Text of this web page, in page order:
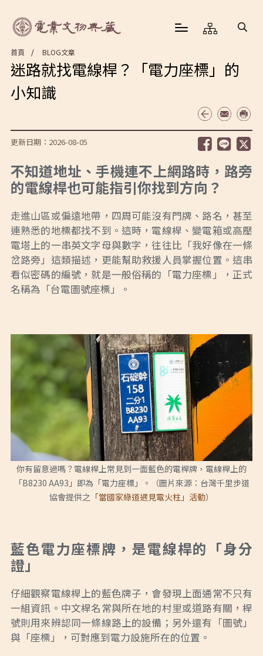
首頁 BLOG文章
迷路就找電線桿？「電力座標」的
小知識
更新日期：2026-08-05
不知道地址、手機連不上網路時，路旁
的電線桿也可能指引你找到方向？
走進山區或偏遠地帶，四周可能沒有門牌、路名，甚至
連熟悉的地標都找不到。這時，電線桿、變電箱或高壓
電塔上的一串英文字母與數字，往往比「我好像在一條
岔路旁」這類描述，更能幫助救援人員掌握位置。這串
看似密碼的編號，就是一般俗稱的「電力座標」，正式
名稱為「台電圖號座標」。
你有留意過嗎？電線桿上常見到一面藍色的電桿牌，電線桿上的
「B8230 AA93」即為「電力座標」。（圖片來源：台灣千里步道
協會提供之 「當國家綠道遇見電火柱」活動）
藍色電力座標牌，是電線桿的「身分
證」
仔細觀察電線桿上的藍色牌子，會發現上面通常不只有
一組資訊。中文桿名常與所在地的村里或道路有關，桿
號則用來辨認同一條線路上的設備；另外還有「圖號」
與「座標」，可對應到電力設施所在的位置。